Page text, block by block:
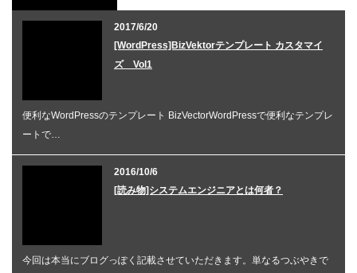
2017/6/20
[WordPress]BizVektorテンプレート カスタマイ
ズ Vol1
便利なWordPressのテンプレート BizVectorWordPressで便利なテンプレ
ートで…
2016/10/6
[読み物]システムエンジニアとは何者？
今回は本当にブログっぽく記載させていただきます。単なるつぶやきで